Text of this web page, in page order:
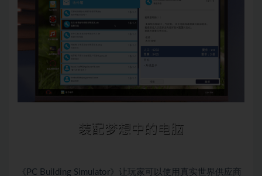
《PC Building Simulator》让玩家可以使用真实世界供应商